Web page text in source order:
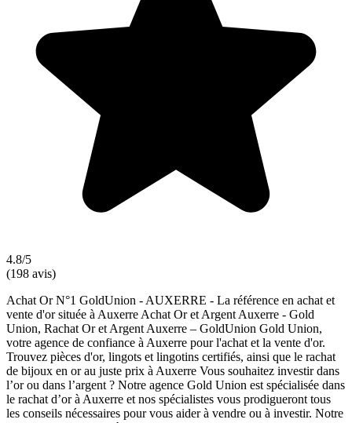
4.8/5
(198 avis)
Achat Or N°1 GoldUnion - AUXERRE - La référence en achat et
vente d'or située à Auxerre Achat Or et Argent Auxerre - Gold
Union, Rachat Or et Argent Auxerre – GoldUnion Gold Union,
votre agence de confiance à Auxerre pour l'achat et la vente d'or.
Trouvez pièces d'or, lingots et lingotins certifiés, ainsi que le rachat
de bijoux en or au juste prix à Auxerre Vous souhaitez investir dans
l’or ou dans l’argent ? Notre agence Gold Union est spécialisée dans
le rachat d’or à Auxerre et nos spécialistes vous prodigueront tous
les conseils nécessaires pour vous aider à vendre ou à investir. Notre